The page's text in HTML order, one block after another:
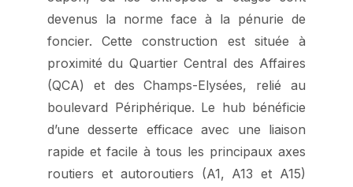
devenus la norme face à la pénurie de
foncier. Cette construction est située à
proximité du Quartier Central des Affaires
(QCA) et des Champs-Elysées, relié au
boulevard Périphérique. Le hub bénéficie
d’une desserte efficace avec une liaison
rapide et facile à tous les principaux axes
routiers et autoroutiers (A1, A13 et A15)